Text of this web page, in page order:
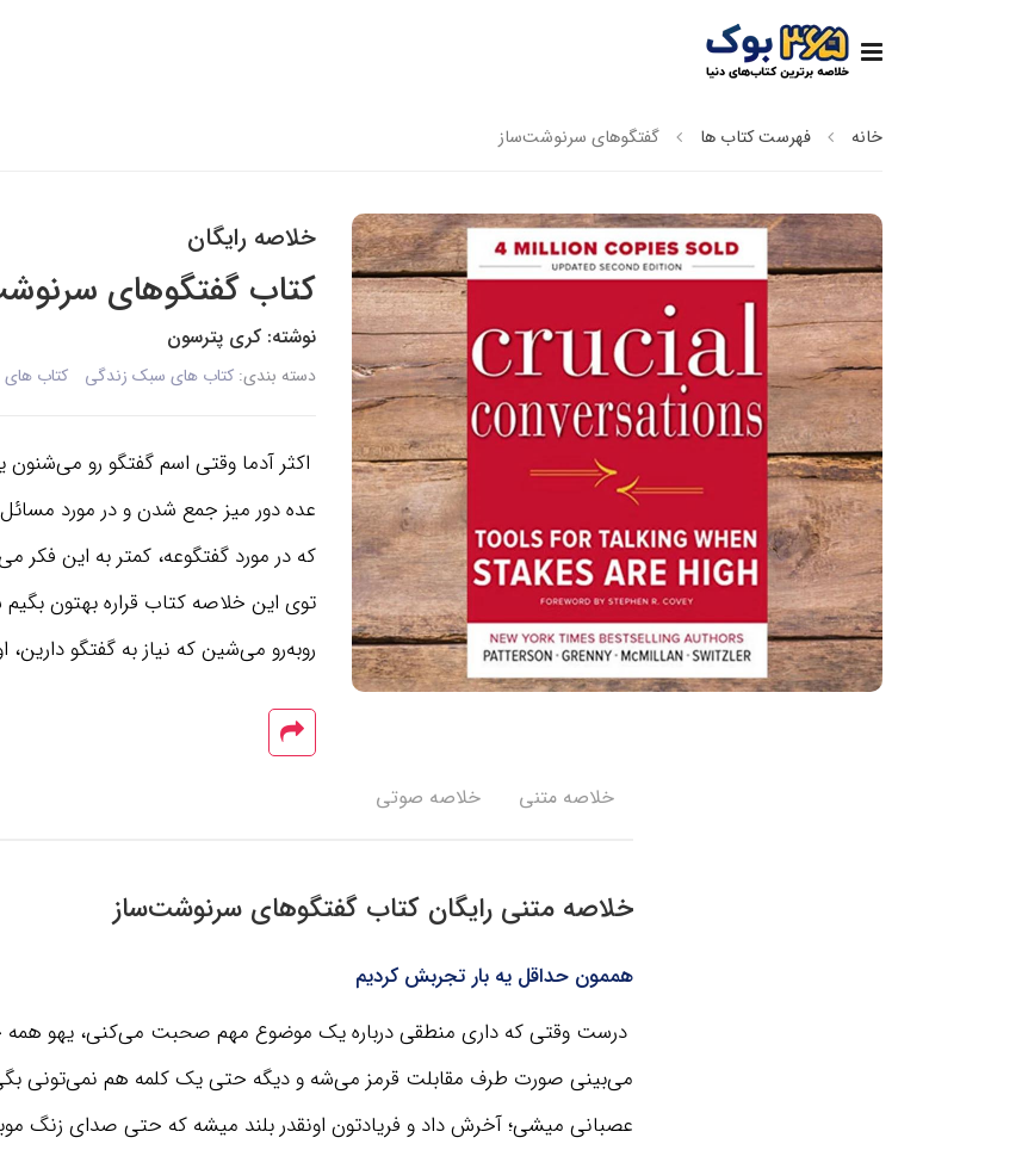
خانه فهرست کتاب ها گفتگوهای سرنوشت‌ساز
خلاصه رایگان
کتاب گفتگوهای
نوشته: کری پترسون
دسته بندی: کتاب های سبک زندگی کتاب های
اکثر آدما وقتی اسم گفتگو رو
عده دور میز جمع شدن و در مورد
که در مورد گفتگوعه، کمتر به این فکر
توی این خلاصه کتاب قراره بهتون
روبه‌رو می‌شین که نیاز به گفتگو
خلاصه متنی خلاصه صوتی
خلاصه متنی رایگان کتاب گفتگوهای سرنوشت‌ساز
هممون حداقل یه بار تجربش کردیم
درست وقتی که داری منطقی درباره‌‌ یک موضوع مهم صحبت می‌کنی، یهو
می‌بینی صورت طرف مقابلت قرمز می‌شه و دیگه حتی یک کلمه هم نمی‌تونی
عصبانی میشی؛ آخرش داد و فریادتون اونقدر بلند میشه که حتی صدای زنگ